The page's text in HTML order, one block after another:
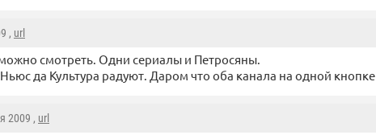
, url
смотреть. Одни сериалы и Петросяны.
да Культура радуют. Даром что оба канала на одной кнопке
2009 , url